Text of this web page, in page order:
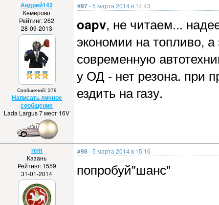
Андрей142
Кемерово
Рейтинг: 262
28-09-2013
Сообщений: 379
Написать личное
сообщение
Lada Largus 7 мест 16V
#97- 5 марта 2014 в 14:43
oapv, не читаем...
экономии на топливо,
современную
у ОД - нет резона. при
ездить на газу.
rem
Казань
Рейтинг: 1559
31-01-2014
#98- 5 марта 2014 в 15:16
попробуй"шанс"